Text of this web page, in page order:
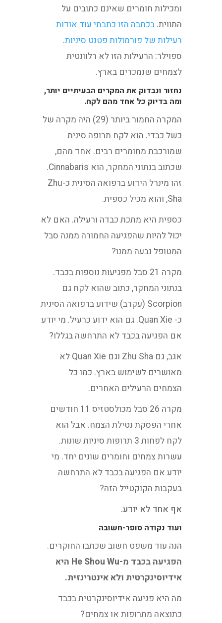
ומכילות חומרים שאינם כתובים על
התווית. בכתבה הזו כתבתי עוד אודות
רעילות של פורמולות פטנט סיניות.
ספוילר: הרעילות הזו לא רלוונטית
לצמחים שנמכרים בארץ.
נחזור ונבדוק את המקרים הבעיתיים יותר,
ומה בדיוק כל אחד מהם לקח.
המקרה החמור ביותר (29) היה מקרה של
כשל כבדי. הוא לקח תרופה סינית
שמורכבת מחומרים רבים. אחד מהם,
שכתוב בנתוני המחקר, הוא Cinnabaris.
זהו מינרל הידוע ברפואה הסינית כ-Zhu
Sha, והוא מכיל כספית.
כספית היא מתכת כבדה ורעילה. האם לא
יכול להיות שהפגיעה החמורה ממנה סבל
המטופל נבעה ממנו?
מקרה 21 סבל מפגיעות נוספות בכבד.
בנתוני המחקר, כתוב שהוא לקח גם
Scorpion (עקרב) שידוע ברפואה הסינית
כ- Quan Xie. גם הוא ידוע כרעיל. מי יודע
אם הפגיעה בכבד לא התרחשה בגללו?
אגב, גם Zhu Sha וגם Quan Xie לא
מאושרים לשימוש בארץ. כמו כל
הצמחים הרעילים האחרים.
מקרה 26 סבל מכולסטזיס 11 חודשים
אחרי הפסקת נטילת הצמח. אבל הוא
לקח לפחות 3 תרופות סיניות שונות.
עשרות צמחים וחומרים שונים יחד. מי
יודע אם הפגיעה בכבד לא התרחשה
בעקבות הקוקטייל הזה?
אף אחד לא יודע.
ועוד נקודה סופר-חשובה
הנה עוד משפט חשוב שכתבו החוקרים.
הפגיעה בכבד מ-He Shou Wu היא
אידיוסינקרטית ולא אינטרינזית.
מה היא פגיעה אידיוסינקרטית בכבד
כתוצאה מתרופות או צמחים?